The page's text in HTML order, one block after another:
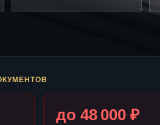
до 48 000 ₽